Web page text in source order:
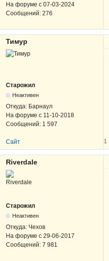
На форуме с 07-03-2024
Сообщений: 276
Тимур
Старожил
Неактивен
Откуда: Барнаул
На форуме с 11-10-2018
Сообщений: 1 597
Сайт 1
Riverdale
Старожил
Неактивен
Откуда: Чехов
На форуме с 29-06-2017
Сообщений: 7 981